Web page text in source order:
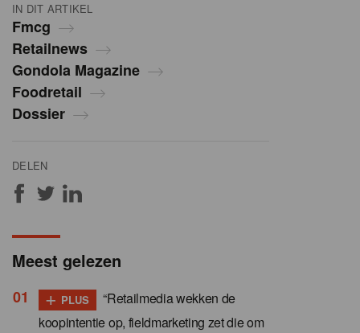
IN DIT ARTIKEL
Fmcg
Retailnews
Gondola Magazine
Foodretail
Dossier
DELEN
Meest gelezen
+ PLUS
“Retailmedia wekken de
koopintentie op, fieldmarketing zet die om